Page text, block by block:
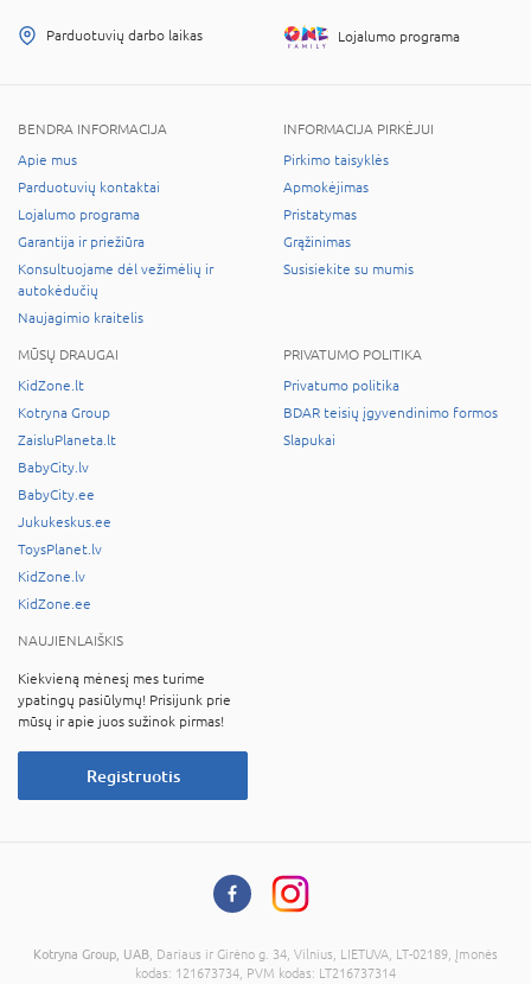
Parduotuvių darbo laikas Lojalumo programa
BENDRA INFORMACIJA
Apie mus
Parduotuvių kontaktai
Lojalumo programa
Garantija ir priežiūra
Konsultuojame dėl vežimėlių ir
autokėdučių
Naujagimio kraitelis
INFORMACIJA PIRKĖJUI
Pirkimo taisyklės
Apmokėjimas
Pristatymas
Grąžinimas
Susisiekite su mumis
MŪSŲ DRAUGAI
KidZone.lt
Kotryna Group
ZaisluPlaneta.lt
BabyCity.lv
BabyCity.ee
Jukukeskus.ee
ToysPlanet.lv
KidZone.lv
KidZone.ee
PRIVATUMO POLITIKA
Privatumo politika
BDAR teisių įgyvendinimo formos
Slapukai
NAUJIENLAIŠKIS
Kiekvieną mėnesį mes turime
ypatingų pasiūlymų! Prisijunk prie
mūsų ir apie juos sužinok pirmas!
Registruotis
Kotryna Group, UAB , Dariaus ir Girėno g. 34, Vilnius, LIETUVA, LT-02189, Įmonės
kodas: 121673734, PVM kodas: LT216737314